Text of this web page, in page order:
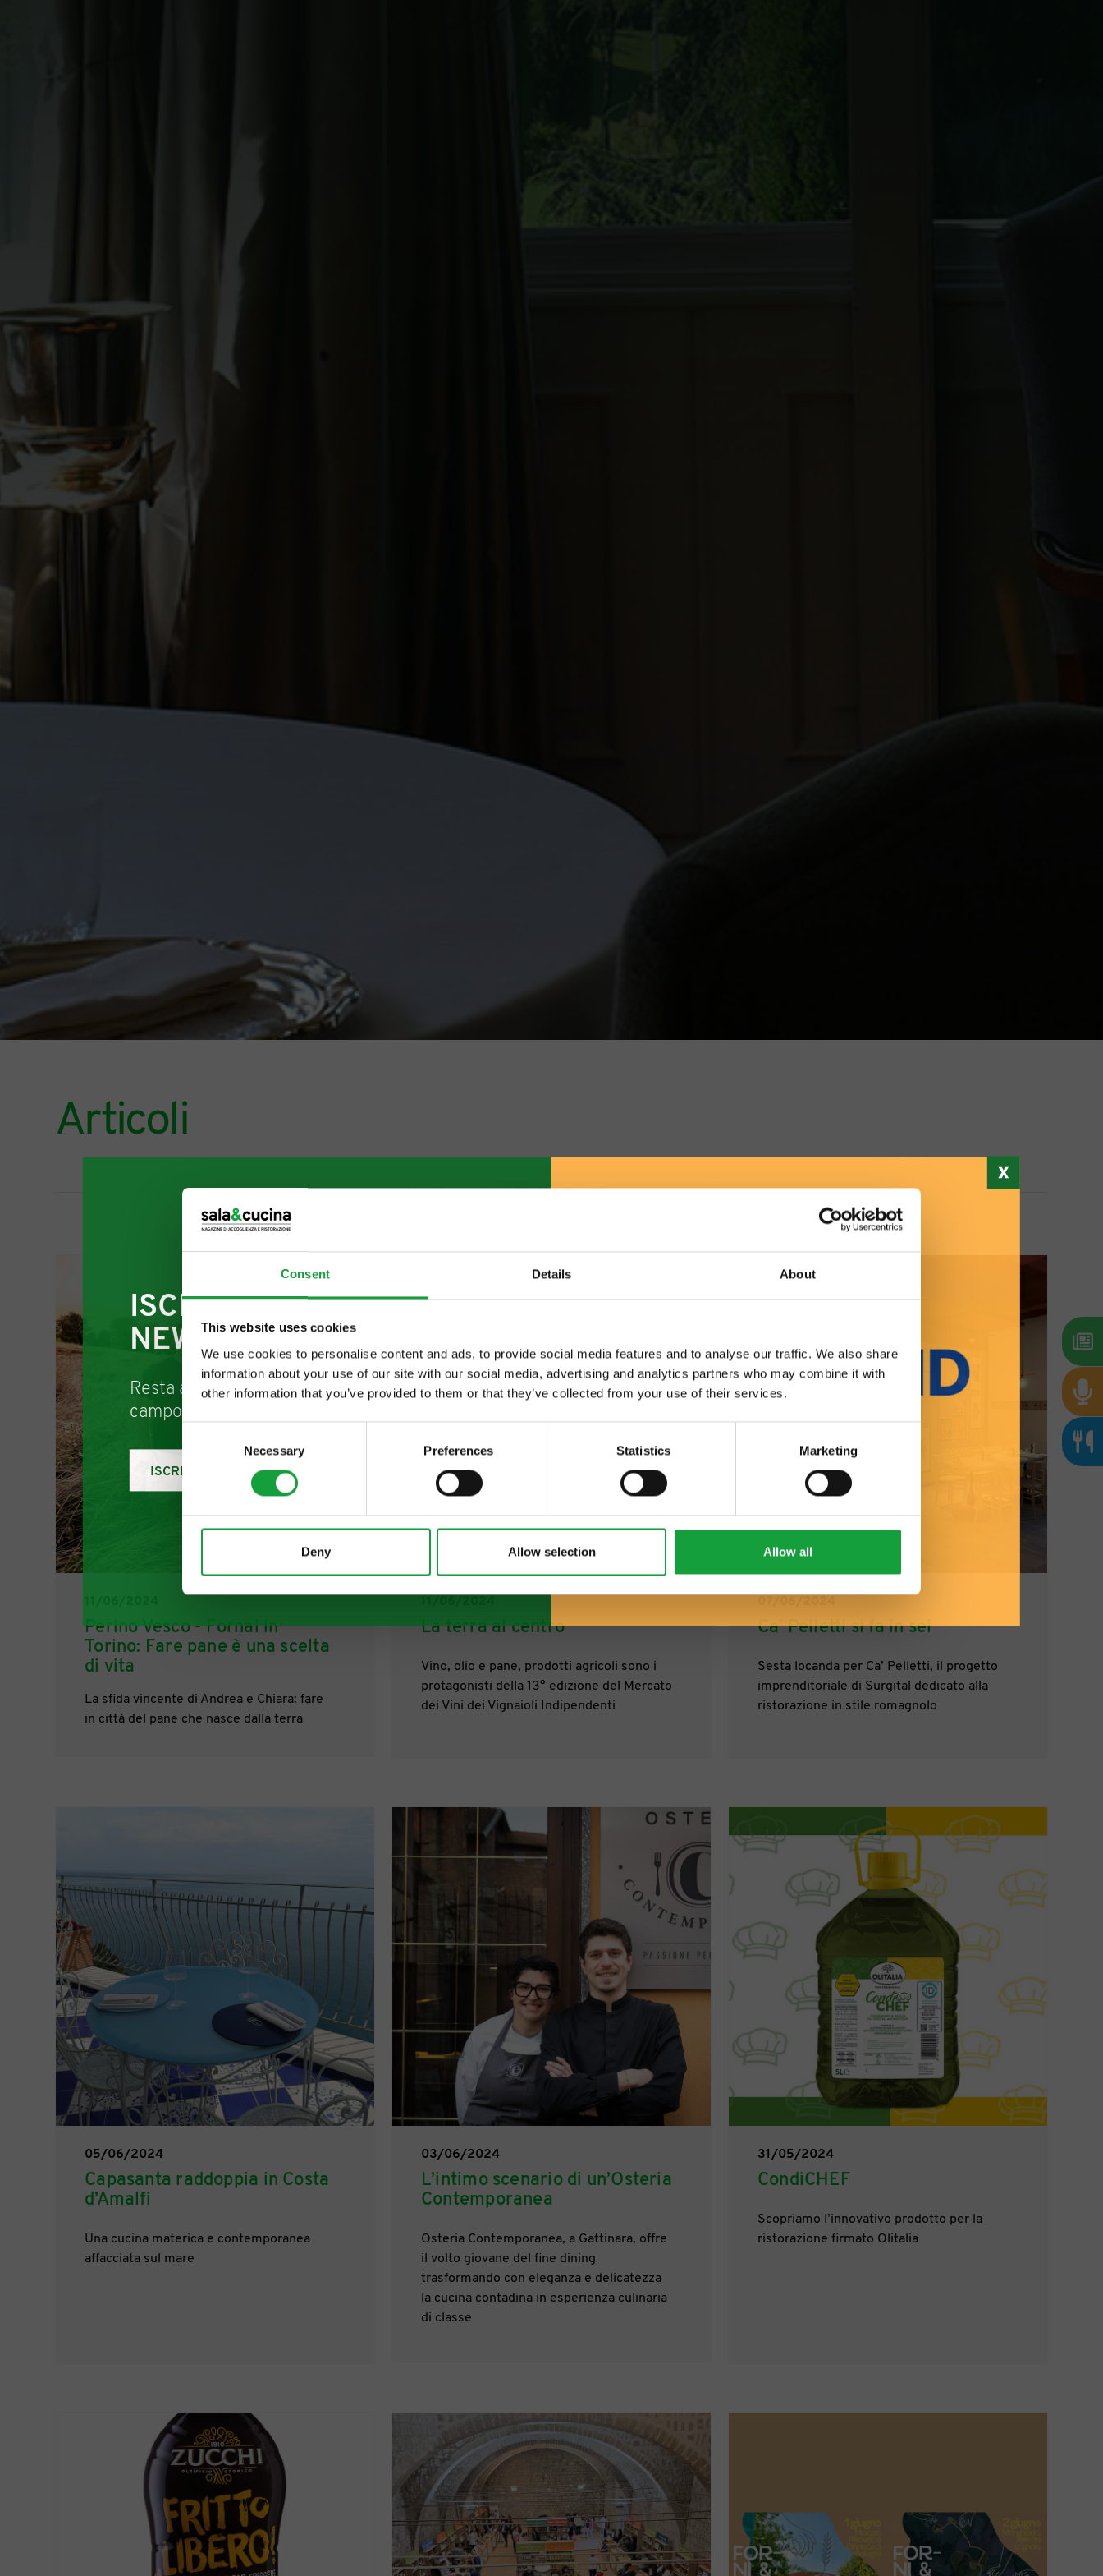
Consent Details About
This website uses cookies
We use cookies to personalise content and ads, to provide social media features and to analyse our traffic. We also share
information about your use of our site with our social media, advertising and analytics partners who may combine it with
other information that you’ve provided to them or that they’ve collected from your use of their services.
Selection
Necessary Preferences Statistics Marketing
Deny Allow selection Allow all
Articoli
Perino Vesco - Fornai in
Torino: Fare pane è una scelta
di vita
La sfida vincente di Andrea e Chiara: fare
in città del pane che nasce dalla terra
La terra al centro
Vino, olio e pane, prodotti agricoli sono i
protagonisti della 13° edizione del Mercato
dei Vini dei Vignaioli Indipendenti
Ca’ Pelletti si fa in sei
Sesta locanda per Ca’ Pelletti, il progetto
imprenditoriale di Surgital dedicato alla
ristorazione in stile romagnolo
05/06/2024
Capasanta raddoppia in Costa
d’Amalfi
Una cucina materica e contemporanea
affacciata sul mare
03/06/2024
L’intimo scenario di un’Osteria
Contemporanea
Osteria Contemporanea, a Gattinara, offre
il volto giovane del fine dining
trasformando con eleganza e delicatezza
la cucina contadina in esperienza culinaria
di classe
31/05/2024
CondiCHEF
Scopriamo l’innovativo prodotto per la
ristorazione firmato Olitalia
ISCRIVITI ALLA
NEWSLETTER
Resta aggiornato su tutte le ultime novita nel
campo della ristorazione e del food.
ISCRIVITI